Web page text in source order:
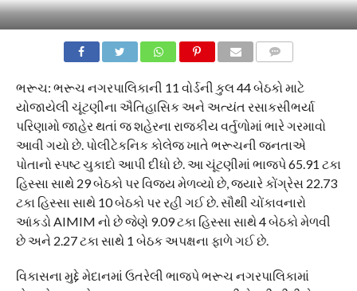
ભરૂચ: ભરૂચ નગરપાલિકાની 11 વોર્ડની કુલ 44 બેઠકો માટે
યોજાયેલી ચૂંટણીના ઐતિહાસિક અને અત્યંત રસાકસીભર્યા
પરિણામો જાહેર થતાં જ શહેરના રાજકીય વર્તુળોમાં ભારે ગરમાવો
આવી ગયો છે. પોલીટેકનિક કોલેજ ખાતે ભરૂચની જનતાએ
પોતાનો સ્પષ્ટ ચુકાદો આપી દીધો છે. આ ચૂંટણીમાં ભાજપે 65.91 ટકા
હિસ્સા સાથે 29 બેઠકો પર વિજય મેળવ્યો છે, જ્યારે કોંગ્રેસ 22.73
ટકા હિસ્સા સાથે 10 બેઠકો પર રહી ગઈ છે. સૌથી ચોંકાવનારો
આંકડો AIMIM નો છે જેણે 9.09 ટકા હિસ્સા સાથે 4 બેઠકો મેળવી
છે અને 2.27 ટકા સાથે 1 બેઠક અપક્ષના ફાળે ગઈ છે.
વિકાસના મુદ્દે મેદાનમાં ઉતરેલી ભાજપે ભરૂચ નગરપાલિકામાં